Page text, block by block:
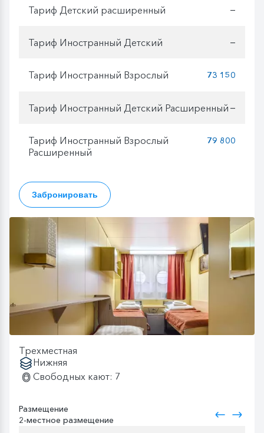
Тариф Детский расширенный —
Тариф Иностранный Детский —
Тариф Иностранный Взрослый 73 150
Тариф Иностранный Детский Расширенный —
Тариф Иностранный Взрослый
Расширенный
79 800
Забронировать
Трехместная
Нижняя
Свободных кают: 7
Размещение
2-местное размещение